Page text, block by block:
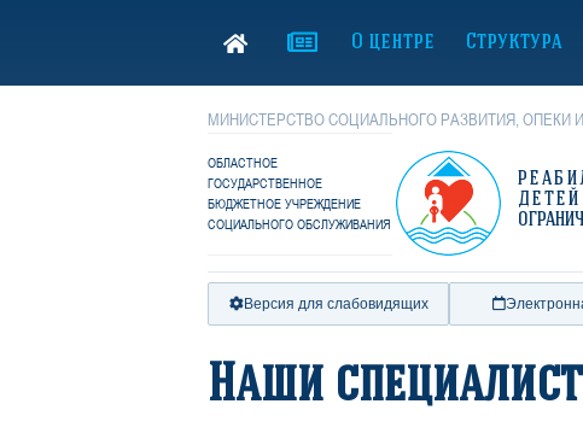
О центре Структура
МИНИСТЕРСТВО СОЦИАЛЬНОГО РАЗВИТИЯ, ОПЕКИ
ОБЛАСТНОЕ
ГОСУДАРСТВЕННОЕ
БЮДЖЕТНОЕ УЧРЕЖДЕНИЕ
СОЦИАЛЬНОГО ОБСЛУЖИВАНИЯ
Версия для слабовидящих
Наши